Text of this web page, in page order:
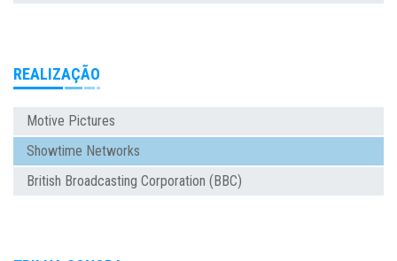
REALIZAÇÃO
Motive Pictures
Showtime Networks
British Broadcasting Corporation (BBC)